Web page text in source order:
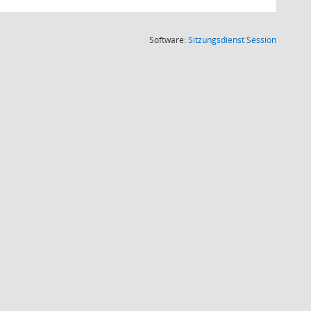
Software:SitzungsdienstSession(Wird in